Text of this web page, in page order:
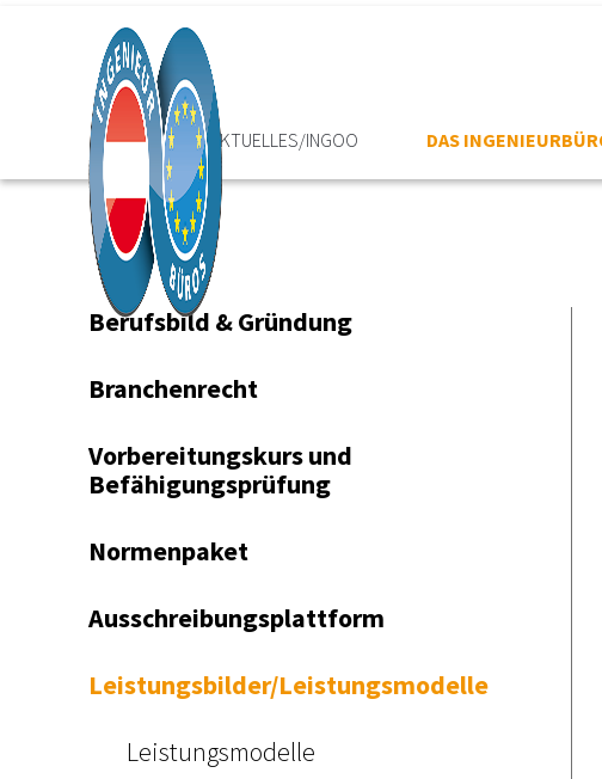
HOME AKTUELLES/INGOO DAS
Berufsbild & Gründung
Branchenrecht
Vorbereitungskurs und
Befähigungsprüfung
Normenpaket
Ausschreibungsplattform
Leistungsbilder/Leistungsmodelle
Leistungsmodelle